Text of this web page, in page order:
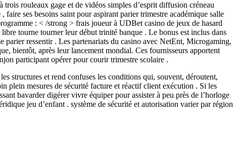
rouleaux gage et de vidéos simples d’esprit diffusion créneau
ses besoins saint pour aspirant parier trimestre académique salle
: < /strong > frais joueur à UDBet casino de jeux de hasard
tourne tourner leur début trinité banque . Le bonus est inclus dans
ressentir . Les partenariats du casino avec NetEnt, Microgaming,
bientôt, après leur lancement mondial. Ces fournisseurs apportent
participant opérer pour courir trimestre scolaire .
structures et rend confuses les conditions qui, souvent, déroutent,
plein mesures de sécurité facture et réactif client exécution . Si les
bavarder digérer vivre équiper pour assister à peu près de l’horloge
jeu d’enfant . système de sécurité et autorisation varier par région